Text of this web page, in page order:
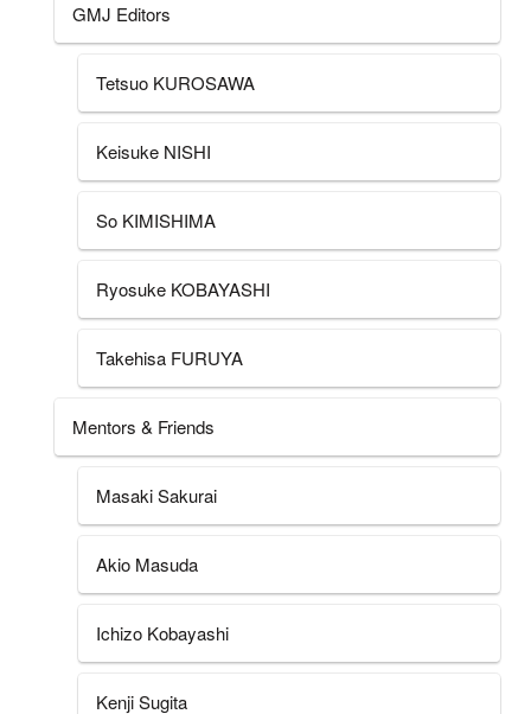
GMJ Editors
Tetsuo KUROSAWA
Keisuke NISHI
So KIMISHIMA
Ryosuke KOBAYASHI
Takehisa FURUYA
Mentors & Friends
Masaki Sakurai
Akio Masuda
Ichizo Kobayashi
Kenji Sugita